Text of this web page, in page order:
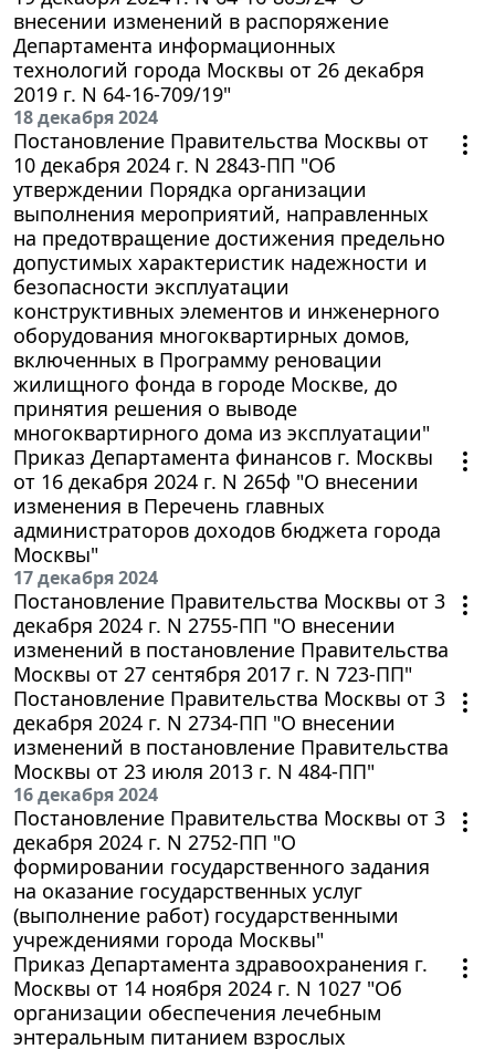
внесении изменений в распоряжение
Департамента информационных
технологий города Москвы от 26 декабря
2019 г. N 64-16-709/19"
18 декабря 2024
Постановление Правительства Москвы от
10 декабря 2024 г. N 2843-ПП "Об
утверждении Порядка организации
выполнения мероприятий, направленных
на предотвращение достижения предельно
допустимых характеристик надежности и
безопасности эксплуатации
конструктивных элементов и инженерного
оборудования многоквартирных домов,
включенных в Программу реновации
жилищного фонда в городе Москве, до
принятия решения о выводе
многоквартирного дома из эксплуатации"
Приказ Департамента финансов г. Москвы
от 16 декабря 2024 г. N 265ф "О внесении
изменения в Перечень главных
администраторов доходов бюджета города
Москвы"
17 декабря 2024
Постановление Правительства Москвы от 3
декабря 2024 г. N 2755-ПП "О внесении
изменений в постановление Правительства
Москвы от 27 сентября 2017 г. N 723-ПП"
Постановление Правительства Москвы от 3
декабря 2024 г. N 2734-ПП "О внесении
изменений в постановление Правительства
Москвы от 23 июля 2013 г. N 484-ПП"
16 декабря 2024
Постановление Правительства Москвы от 3
декабря 2024 г. N 2752-ПП "О
формировании государственного задания
на оказание государственных услуг
(выполнение работ) государственными
учреждениями города Москвы"
Приказ Департамента здравоохранения г.
Москвы от 14 ноября 2024 г. N 1027 "Об
организации обеспечения лечебным
энтеральным питанием взрослых